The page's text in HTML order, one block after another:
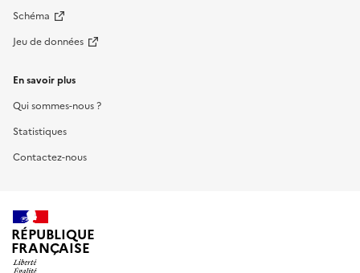
Schéma
Jeu de données
En savoir plus
Qui sommes-nous ?
Statistiques
Contactez-nous
RÉPUBLIQUE
FRANÇAISE